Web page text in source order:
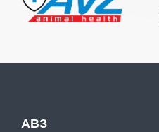
АВЗ